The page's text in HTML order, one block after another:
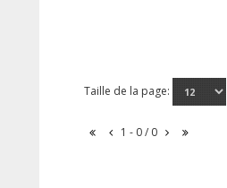
Taille de la page:
1 - 0 / 0